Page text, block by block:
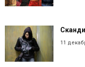
11